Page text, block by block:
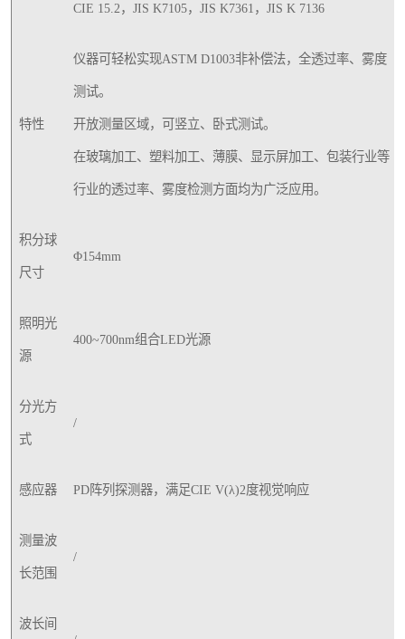
CIE 15.2，JIS K7105，JIS K7361，JIS K 7136
特性
仪器可轻松实现ASTM D1003非补偿法，全透过率、雾度
测试。
开放测量区域，可竖立、卧式测试。
在玻璃加工、塑料加工、薄膜、显示屏加工、包装行业等
行业的透过率、雾度检测方面均为广泛应用。
积分球
尺寸
Φ154mm
照明光
源
400~700nm组合LED光源
分光方
式
/
感应器 PD阵列探测器，满足CIE V(λ)2度视觉响应
测量波
长范围
/
波长间